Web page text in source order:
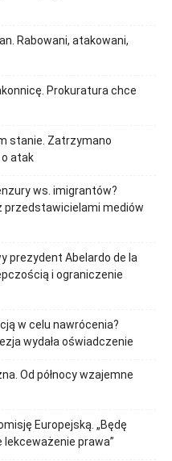
Rabowani, atakowani,
Prokuratura chce
stanie. Zatrzymano
atak
ws. imigrantów?
przedstawicielami mediów
prezydent Abelardo de la
i ograniczenie
w celu nawrócenia?
wydała oświadczenie
Od północy wzajemne
Europejską. „Będę
lekceważenie prawa”